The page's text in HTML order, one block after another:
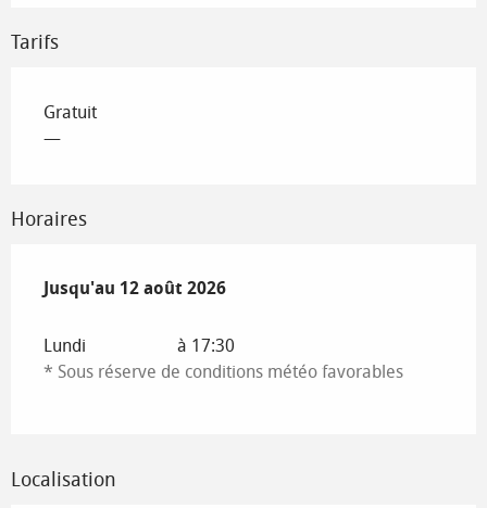
Tarifs
Gratuit
—
Horaires
Du4 juillet 2026 au12 août 2026
Jusqu'au 12 août 2026
Lundi
à 17:30
* Sous réserve de conditions météo favorables
Localisation